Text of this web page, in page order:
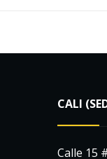
CALI
Calle 15